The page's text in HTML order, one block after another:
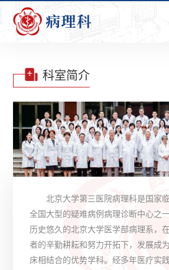
科室简介
北京大学第三医院病理科是国家
全国大型的疑难病例病理诊断中心之
历史悠久的北京大学医学部病理系，
者的辛勤耕耘和努力开拓下，发展成
床相结合的优势学科。经多年医疗实